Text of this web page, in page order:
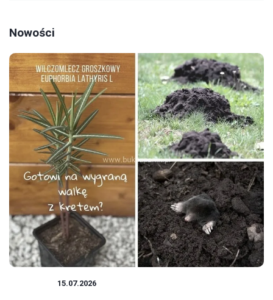
Nowości
15.07.2026